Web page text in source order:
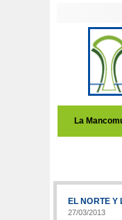
La
EL NORTE
27/03/2013